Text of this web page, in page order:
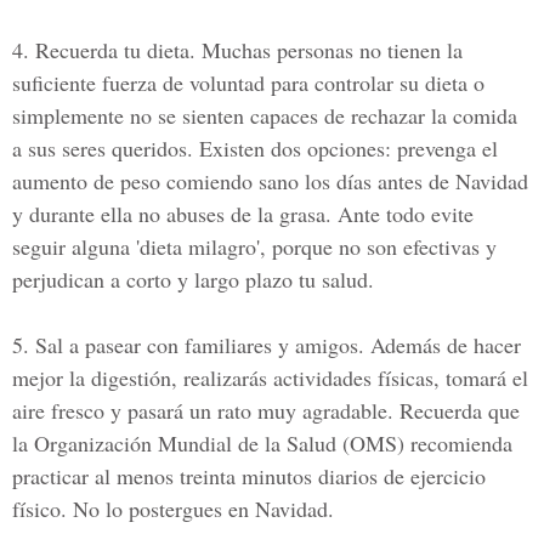
4. Recuerda tu dieta. Muchas personas no tienen la
suficiente fuerza de voluntad para controlar su dieta o
simplemente no se sienten capaces de rechazar la comida
a sus seres queridos. Existen dos opciones: prevenga el
aumento de peso comiendo sano los días antes de Navidad
y durante ella no abuses de la grasa. Ante todo evite
seguir alguna 'dieta milagro', porque no son efectivas y
perjudican a corto y largo plazo tu salud.
5. Sal a pasear con familiares y amigos. Además de hacer
mejor la digestión, realizarás actividades físicas, tomará el
aire fresco y pasará un rato muy agradable. Recuerda que
la Organización Mundial de la Salud (OMS) recomienda
practicar al menos treinta minutos diarios de ejercicio
físico. No lo postergues en Navidad.